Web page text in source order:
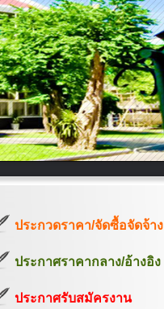
ประกวดราคา/จัดซื้อจัดจ้าง
ประกาศราคากลาง/อ้างอิง
ประกาศรับสมัครงาน